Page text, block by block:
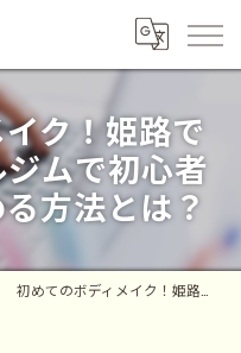
ク！姫路で
ムで初心者
方法とは？
初めてのボディメイク！姫路で人気のパーソナルジムで初心者でも安心して始める方法とは？